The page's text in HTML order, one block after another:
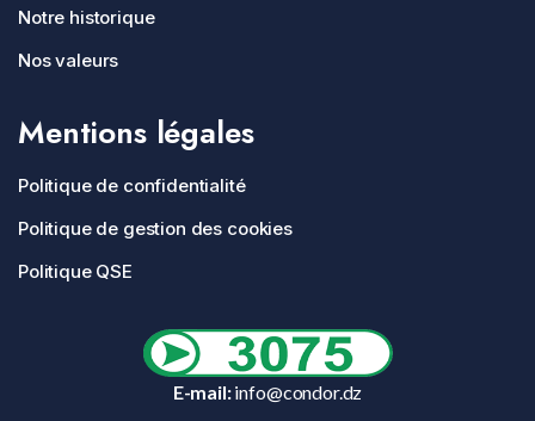
Notre historique
Nos valeurs
Mentions légales
Politique de confidentialité
Politique de gestion des cookies
Politique QSE
E-mail:info@condor.dz